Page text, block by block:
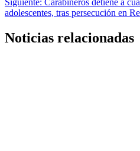
entradas
Siguiente: Carabineros detiene a
adolescentes, tras persecución en
Noticias relacionadas